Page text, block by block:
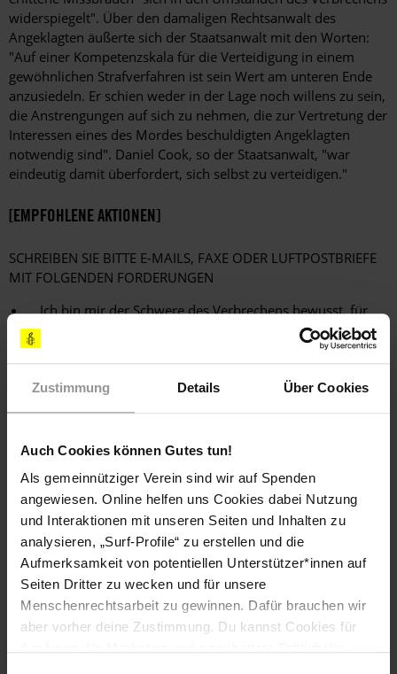
Zustimmung Details Über Cookies
Auch Cookies können Gutes tun!
Als gemeinnütziger Verein sind wir auf Spenden
angewiesen. Online helfen uns Cookies dabei Nutzung
und Interaktionen mit unseren Seiten und Inhalten zu
analysieren, „Surf-Profile“ zu erstellen und die
Aufmerksamkeit von potentiellen Unterstützer*innen auf
Seiten Dritter zu wecken und für unsere
Menschenrechtsarbeit zu gewinnen. Dafür brauchen wir
aber vorher deine Zustimmung. Du kannst Cookies für
widerspiegelt". Über den damaligen Rechtsanwalt des
Angeklagten äußerte sich der Staatsanwalt mit den Worten:
"Auf einer Kompetenzskala für die Verteidigung in einem
gewöhnlichen Strafverfahren ist sein Wert am unteren Ende
anzusiedeln. Er schien weder in der Lage noch willens zu sein,
die Anstrengungen auf sich zu nehmen, die zur Vertretung der
Interessen eines des Mordes beschuldigten Angeklagten
notwendig sind". Daniel Cook, so der Staatsanwalt, "war
eindeutig damit überfordert, sich selbst zu verteidigen."
[EMPFOHLENE AKTIONEN]
SCHREIBEN SIE BITTE E-MAILS, FAXE ODER LUFTPOSTBRIEFE
MIT FOLGENDEN FORDERUNGEN
Ich bin mir der Schwere des Verbrechens bewusst, für
das Daniel Cook zum Tode verurteilt worden ist.
Ich weise auf die Ausführungen des Staatsanwalts über
die wenig kompetente Art der Verteidigung von Daniel
Cook hin und verweise weiterhin auf seine Aussage, dass
dem der Angeklagte in der Kindheit ausgesetzt gewesen
war.
Mich befremdet die extrem unterschiedliche Höhe des
Strafmaßes der beiden Angeklagten.
Ich appelliere eindringlich an Sie, das Todesurteil gegen
Daniel Cook umzuwandeln.
[APPELLE AN]